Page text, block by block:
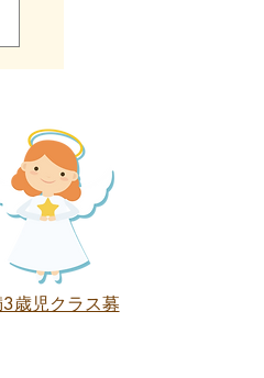
歳児クラス募